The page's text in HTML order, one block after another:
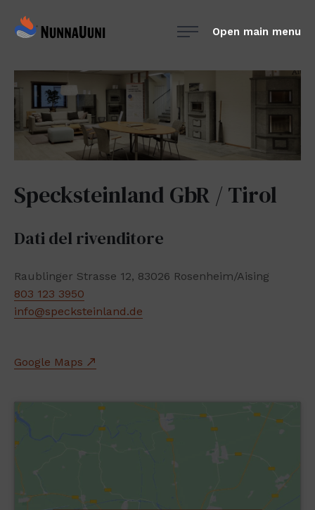
NunnaUuni
suomalainen
vuolukivitakka
Open main menu
Specksteinland GbR / Tirol
Dati del rivenditore
Raublinger Strasse 12, 83026 Rosenheim/Aising
803 123 3950
info@specksteinland.de
Google Maps